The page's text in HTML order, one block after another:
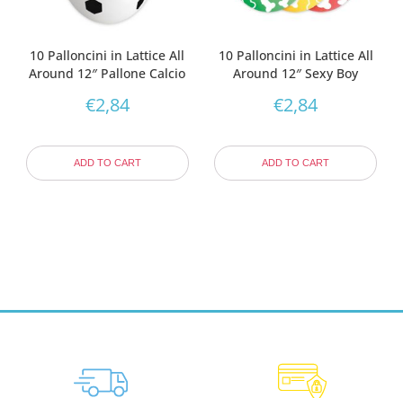
10 Palloncini in Lattice All
Around 12″ Pallone Calcio
€2,84
ADD TO CART
10 Palloncini in Lattice All
Around 12″ Sexy Boy
€2,84
ADD TO CART